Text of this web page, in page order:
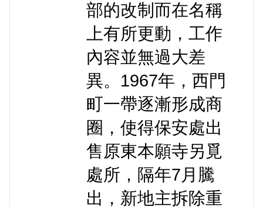
部的改制而在名稱
上有所更動，工作
內容並無過大差
異。1967年，西門
町一帶逐漸形成商
圈，使得保安處出
售原東本願寺另覓
處所，隔年7月騰
出，新地主拆除重